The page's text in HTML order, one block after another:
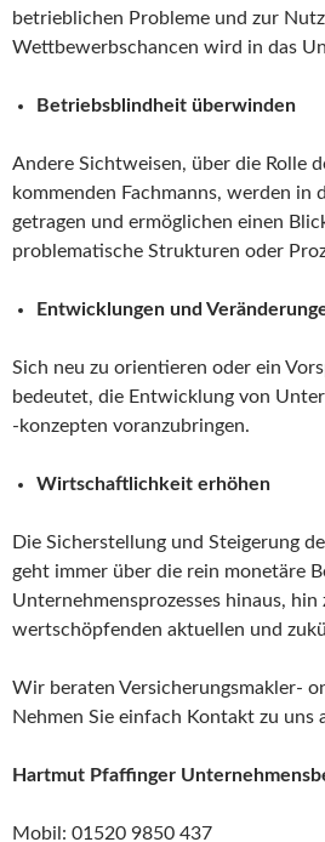
betrieblichen Probleme und zur
Wettbewerbschancen wird in das
Betriebsblindheit überwinden
Andere Sichtweisen, über die Rolle
kommenden Fachmanns, werden in
getragen und ermöglichen einen
problematische Strukturen oder
Entwicklungen und
Sich neu zu orientieren oder ein
bedeutet, die Entwicklung von
-konzepten voranzubringen.
Wirtschaftlichkeit erhöhen
Die Sicherstellung und Steigerung
geht immer über die rein monetäre
Unternehmensprozesses hinaus, hin
wertschöpfenden aktuellen und
Wir beraten Versicherungsmakler-
Nehmen Sie einfach Kontakt zu uns
Hartmut Pfaffinger
Mobil: 01520 9850 437